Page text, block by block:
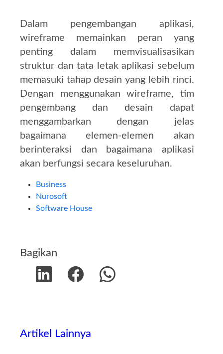
Dalam pengembangan aplikasi,
wireframe memainkan peran yang
penting dalam memvisualisasikan
struktur dan tata letak aplikasi sebelum
memasuki tahap desain yang lebih rinci.
Dengan menggunakan wireframe, tim
pengembang dan desain dapat
menggambarkan dengan jelas
bagaimana elemen-elemen akan
berinteraksi dan bagaimana aplikasi
akan berfungsi secara keseluruhan.
Business
Nurosoft
Software House
Bagikan
Artikel Lainnya